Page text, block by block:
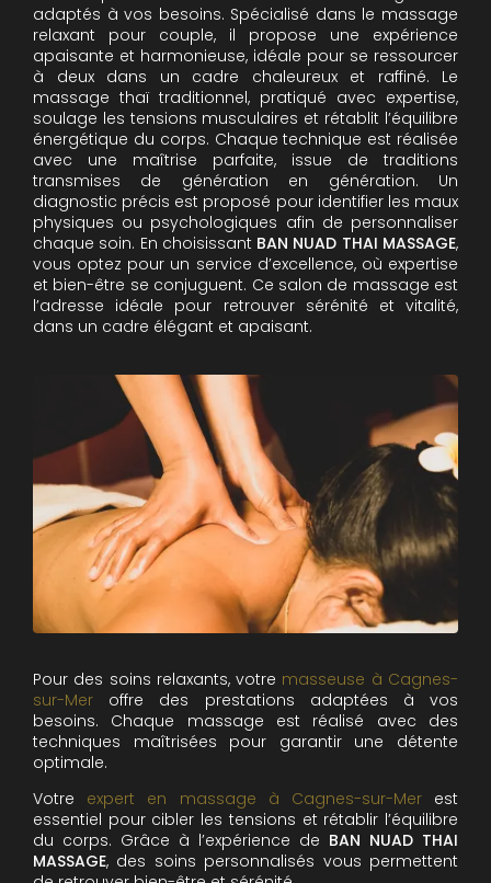
adaptés à vos besoins. Spécialisé dans le massage
relaxant pour couple, il propose une expérience
apaisante et harmonieuse, idéale pour se ressourcer
à deux dans un cadre chaleureux et raffiné. Le
massage thaï traditionnel, pratiqué avec expertise,
soulage les tensions musculaires et rétablit l’équilibre
énergétique du corps. Chaque technique est réalisée
avec une maîtrise parfaite, issue de traditions
transmises de génération en génération. Un
diagnostic précis est proposé pour identifier les maux
physiques ou psychologiques afin de personnaliser
chaque soin. En choisissant BAN NUAD THAI MASSAGE,
vous optez pour un service d’excellence, où expertise
et bien-être se conjuguent. Ce salon de massage est
l’adresse idéale pour retrouver sérénité et vitalité,
dans un cadre élégant et apaisant.
Pour des soins relaxants, votre masseuse à Cagnes-
sur-Mer offre des prestations adaptées à vos
besoins. Chaque massage est réalisé avec des
techniques maîtrisées pour garantir une détente
optimale.
Votre expert en massage à Cagnes-sur-Merest
essentiel pour cibler les tensions et rétablir l’équilibre
du corps. Grâce à l’expérience de BAN NUAD THAI
MASSAGE, des soins personnalisés vous permettent